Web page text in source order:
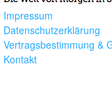
Impressum
Datenschutzerklärung
Vertragsbestimmung &
Kontakt